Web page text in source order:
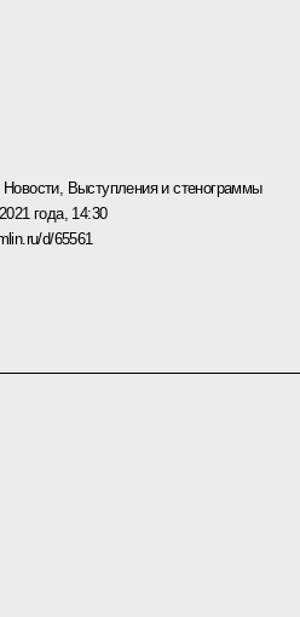
Новости, Выступления и стенограммы
года, 14:30
d/65561